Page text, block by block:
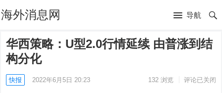
海外消息网 导航
华西策略：U型2.0行情延续 由普涨到结
构分化
快报 2022年6月5日 20:23 132浏览 评论已关闭